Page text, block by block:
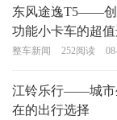
东风途逸T5——创
功能小卡车的超
整车新闻 252阅读
江铃乐行——城市
在的出行选择